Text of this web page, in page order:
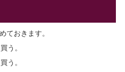
ておきます。
う。
う。